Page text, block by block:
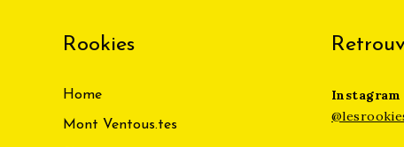
Rookies
Home
Mont Ventous.tes
Instagram